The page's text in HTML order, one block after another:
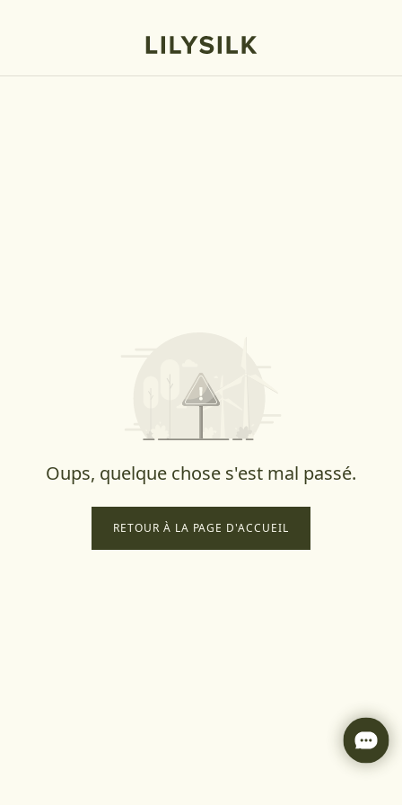
Oups, quelque chose s'est mal passé.
RETOUR À LA PAGE D'ACCUEIL